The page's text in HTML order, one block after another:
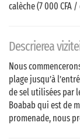
calèche (7 000 CFA
Descrierea
Nous
plage jusqu’à
de sel utilisées par
Boabab qui est de
promenade, nous